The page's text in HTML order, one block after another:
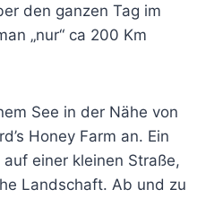
den ganzen Tag im
„nur“ ca 200 Km
See in der Nähe von
Honey Farm an. Ein
einer kleinen Straße,
Landschaft. Ab und zu